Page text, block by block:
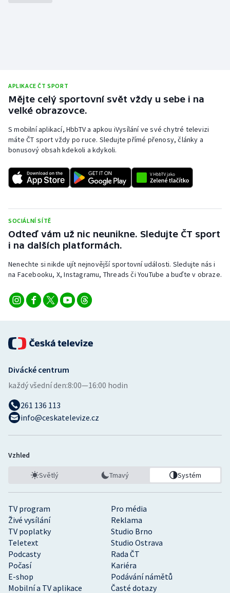
APLIKACE ČT SPORT
Mějte celý sportovní svět vždy u sebe i na
velké obrazovce.
S mobilní aplikací, HbbTV a apkou iVysílání ve své chytré televizi
máte ČT sport vždy po ruce. Sledujte přímé přenosy, články a
bonusový obsah kdekoli a kdykoli.
SOCIÁLNÍ SÍTĚ
Odteď vám už nic neunikne. Sledujte ČT sport
i na dalších platformách.
Nenechte si nikde ujít nejnovější sportovní události. Sledujte nás i
na Facebooku, X, Instagramu, Threads či YouTube a buďte v obraze.
TV program
Pro média
Živé vysílání
Reklama
TV poplatky
Studio Brno
Teletext
Studio Ostrava
Podcasty
Rada ČT
Počasí
Kariéra
E-shop
Podávání námětů
Mobilní a TV aplikace
Časté dotazy
Divácké centrum
každý všední den:8:00—16:00 hodin
261 136 113
info@ceskatelevize.cz
Vzhled
Světlý Tmavý Systém